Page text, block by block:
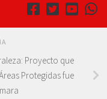
Proyecto que
Protegidas fue